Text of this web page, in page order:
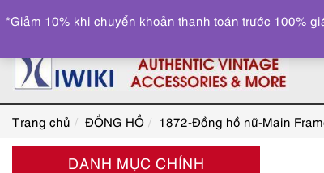
Trang chủ ĐỒNG HỒ 1872-Đồng hồ nữ-Main
DANH MỤC CHÍNH
*Giảm 10% khi chuyển khoản thanh toán trước 100%